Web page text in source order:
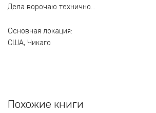
Дела ворочаю технично…
Основная локация:
США, Чикаго
Похожие книги